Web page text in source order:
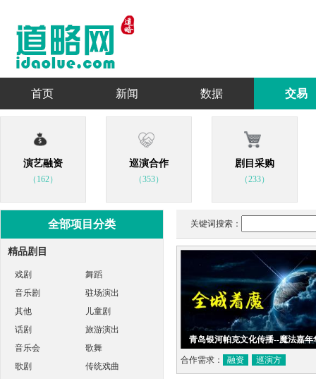
首页 新闻 数据 交易
演艺融资
（162）
巡演合作
（353）
剧目采购
（233）
全部项目分类
精品剧目
戏剧
舞蹈
音乐剧
驻场演出
其他
儿童剧
话剧
旅游演出
音乐会
歌舞
歌剧
传统戏曲
关键词搜索：
青岛银河帕克文化传播--魔法嘉年
合作需求： 融资 巡演方